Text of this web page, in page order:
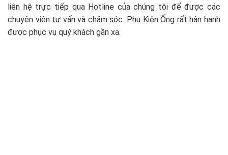
liên hệ trực tiếp qua Hotline của chúng tôi để được các
chuyên viên tư vấn và chăm sóc. Phụ Kiện Ống rất hân hạnh
được phục vụ quý khách gần xa.